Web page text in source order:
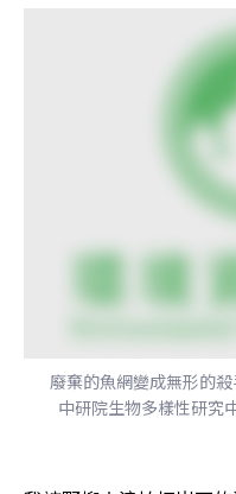
廢棄的魚網變成無形的
中研院生物多樣性研究